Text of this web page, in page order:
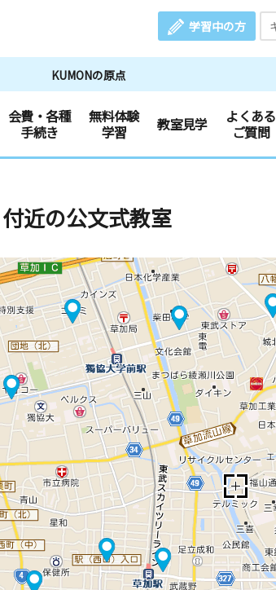
学習中の方
KUMONの原点
会費・各種
手続き
無料体験
学習
教室見学
よくある
ご質問
付近の公文式教室